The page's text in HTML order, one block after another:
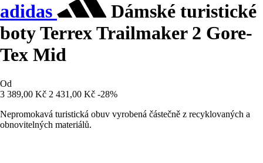
adidas
Dámské turistické
boty Terrex Trailmaker 2 Gore-
Tex Mid
Od
3 389,00 Kč 2 431,00 Kč -28%
Nepromokavá turistická obuv vyrobená částečně z recyklovaných a
obnovitelných materiálů.